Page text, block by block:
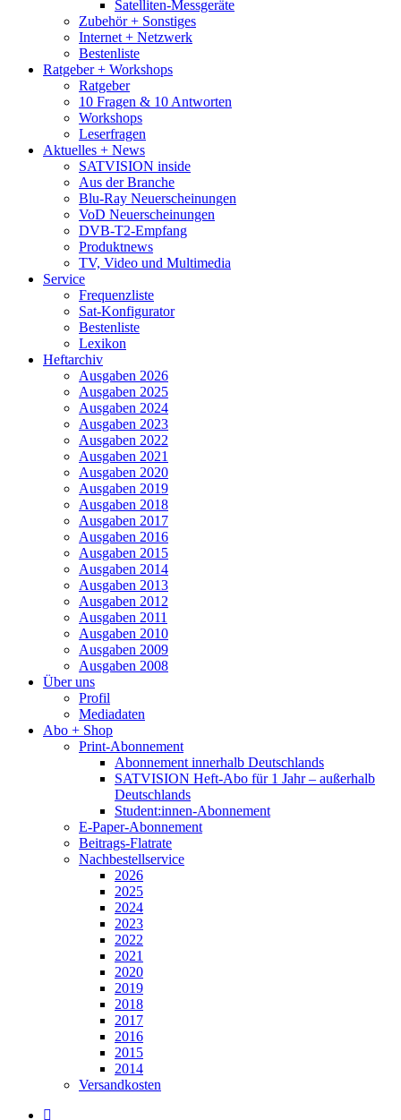
Satelliten-Messgeräte
Zubehör + Sonstiges
Internet + Netzwerk
Bestenliste
Ratgeber + Workshops
Ratgeber
10 Fragen & 10 Antworten
Workshops
Leserfragen
Aktuelles + News
SATVISION inside
Aus der Branche
Blu-Ray Neuerscheinungen
VoD Neuerscheinungen
DVB-T2-Empfang
Produktnews
TV, Video und Multimedia
Service
Frequenzliste
Sat-Konfigurator
Bestenliste
Lexikon
Heftarchiv
Ausgaben 2026
Ausgaben 2025
Ausgaben 2024
Ausgaben 2023
Ausgaben 2022
Ausgaben 2021
Ausgaben 2020
Ausgaben 2019
Ausgaben 2018
Ausgaben 2017
Ausgaben 2016
Ausgaben 2015
Ausgaben 2014
Ausgaben 2013
Ausgaben 2012
Ausgaben 2011
Ausgaben 2010
Ausgaben 2009
Ausgaben 2008
Über uns
Profil
Mediadaten
Abo + Shop
Print-Abonnement
Abonnement innerhalb Deutschlands
SATVISION Heft-Abo für 1 Jahr – außerhalb
Deutschlands
Student:innen-Abonnement
E-Paper-Abonnement
Beitrags-Flatrate
Nachbestellservice
2026
2025
2024
2023
2022
2021
2020
2019
2018
2017
2016
2015
2014
Versandkosten